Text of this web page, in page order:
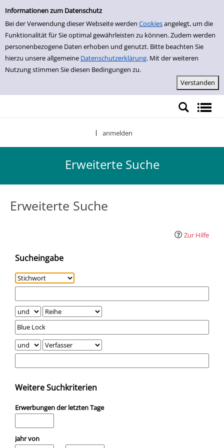
Erweiterte Suche
Informationen zum Datenschutz
Bei der Verwendung dieser Webseite werden Cookiesangelegt, um die
Funktionalität für Sie optimal gewährleisten zu können. Zudem werden
personenbezogene Daten erhoben und genutzt. Bitte beachten Sie
hierzu unsere allgemeine Datenschutzerklärung. Mit der weiteren
Nutzung stimmen Sie diesen Bedingungen zu.
Zur erweiterten Suche springen
anmelden
Erweiterte Suche
Erweiterte Suche
Zur Hilfe
Sucheingabe
Weitere Suchkriterien
Erwerbungen der letzten Tage
Jahr von